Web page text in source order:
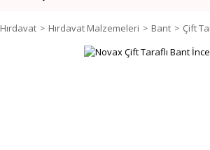
Hırdavat Hırdavat Malzemeleri Bant Çift